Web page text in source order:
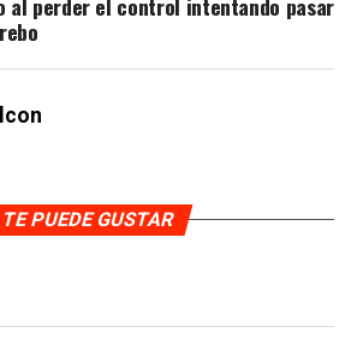
al perder el control intentando pasar
TE PUEDE GUSTAR